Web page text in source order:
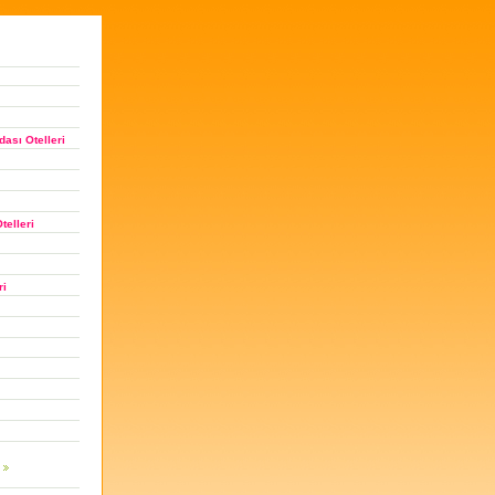
Otelleri